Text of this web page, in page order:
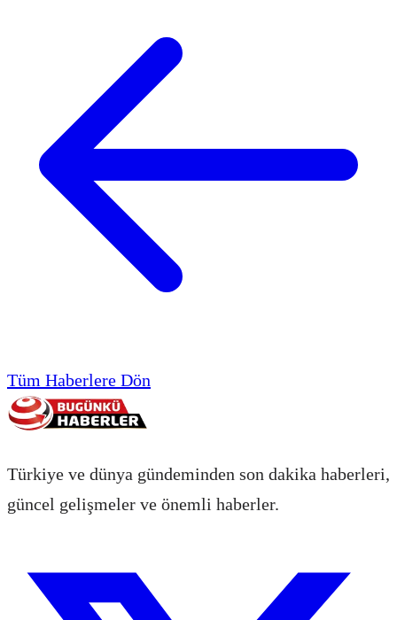
Tüm Haberlere Dön
Türkiye ve dünya gündeminden son dakika haberleri,
güncel gelişmeler ve önemli haberler.